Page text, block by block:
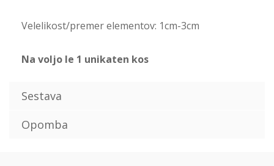
Velelikost/premer elementov: 1cm-3cm
Na voljo le 1 unikaten kos
Sestava
Opomba